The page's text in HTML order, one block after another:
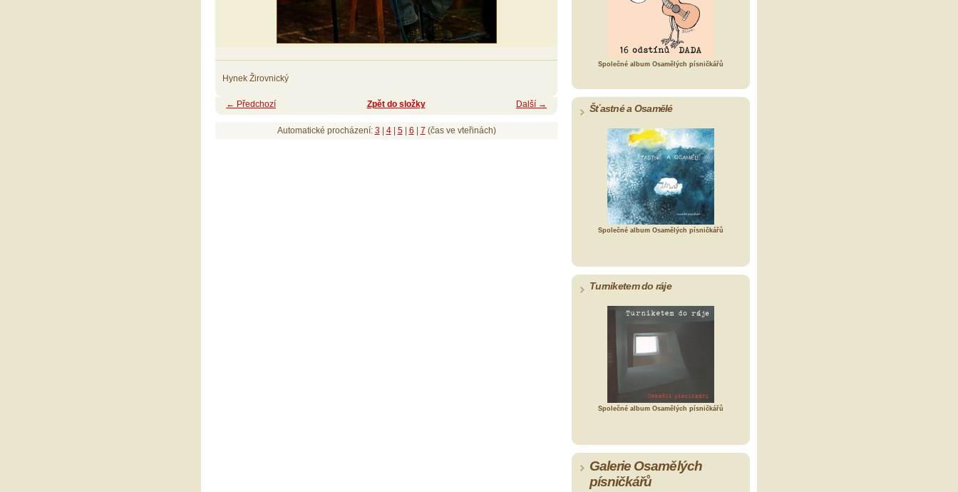
Hynek Žirovnický
← Předchozí Další →
Zpět do složky
Automatické procházení: 3| 4| 5| 6 7 (čas ve vteřinách)
Společné album Osamělých písničkářů
Šťastné a Osamělé
Společné album Osamělých písničkářů
Turniketem do ráje
Společné album Osamělých písničkářů
Galerie Osamělých
písničkářů